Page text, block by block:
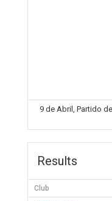
9 de Abril, Partido
Results
Club